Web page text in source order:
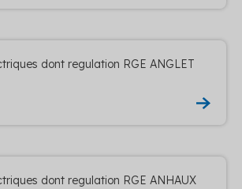
dont regulation RGE ANGLET
dont regulation RGE ANHAUX